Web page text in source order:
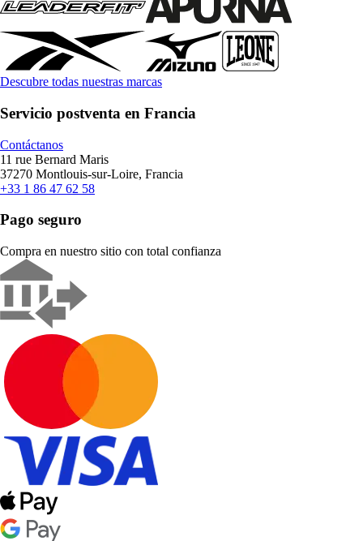
Descubre todas nuestras marcas
Servicio postventa en Francia
Contáctanos
11 rue Bernard Maris
37270 Montlouis-sur-Loire, Francia
+33 1 86 47 62 58
Pago seguro
Compra en nuestro sitio con total confianza